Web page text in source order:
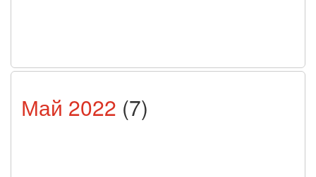
Май 2022 (7)